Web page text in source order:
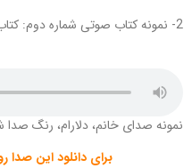
2- نمونه کتاب صوتی شماره دوم: کتاب دلواپسی های اختیاری، دلارام
نمونه صدای خانم، دلارام، رنگ صدا
برای دانلود این